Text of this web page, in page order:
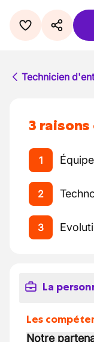
Technicien
3
1
2
3
La
Les
Notre